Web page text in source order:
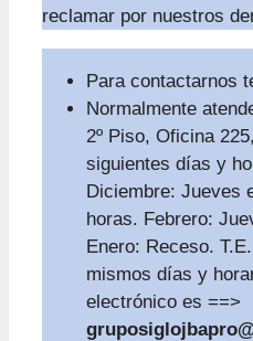
reclamar por nuestros
Para contactarnos
Normalmente
2º Piso, Oficina
siguientes días y
Diciembre: Jueves
horas. Febrero:
Enero: Receso.
mismos días y
electrónico es ==>